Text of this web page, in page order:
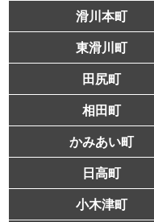
滑川本町
東滑川町
田尻町
相田町
かみあい町
日高町
小木津町